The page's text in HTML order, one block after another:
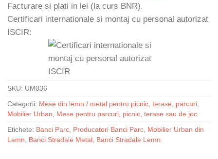
Facturare si plati in lei (la curs BNR).
Certificari internationale si montaj cu personal autorizat
ISCIR:
SKU: UM036
Categorii: Mese din lemn / metal pentru picnic, terase, parcuri,
Mobilier Urban, Mese pentru parcuri, picnic, terase sau de joc
Etichete: Banci Parc, Producatori Banci Parc, Mobilier Urban din
Lemn, Banci Stradale Metal , Banci Stradale Lemn